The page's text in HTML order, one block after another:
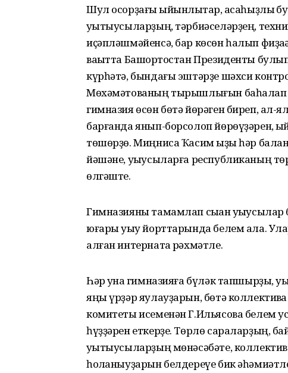
Шул осорҙағы ҡыйынлыҡтар,
уҡытыусыларҙың, тәрбиәселәрҙең,
иҫәпләшмәйенсә, бар көсөн һалып
ваҡытта Башҡортостан Президенты
күрһәтә, бындағы эштәрҙе шәхси
Мөхәмәтованың тырышлығын баһалап
гимназия өсөн бөтә йөрәген биреп,
барғанда янып-борсолоп йөрөүҙәрен,
төшөрҙө. Миңниса Ҡасим ҡыҙы һәр
йәшәне, уҡыусыларға республиканың
өлгәште.
Гимназияны тамамлап сыҡҡан
юғары уҡыу йорттарында белем ала.
алған интернатҡа рәхмәтле.
Һәр ҡунаҡ гимназияға бүләк тапшырҙы,
яңы үрҙәр яулауҙарын, бөтә
комитеты исеменән Г.Ильясова белем
һүҙҙәрен еткерҙе. Төрлө сараларҙың,
уҡытыусыларҙың мөнәсәбәте,
һоҡланыуҙарын белдереүе бик